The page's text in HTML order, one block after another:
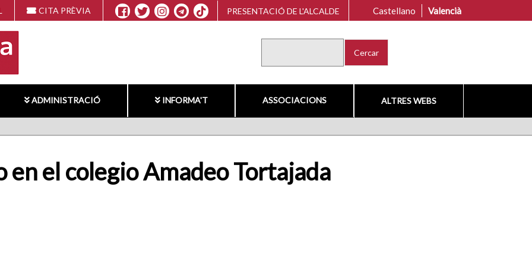
CITA PRÈVIA PRESENTACIÓ DE L'ALCALDE Castellano Valencià
ADMINISTRACIÓ INFORMA'T ASSOCIACIONS ALTRES WEBS
en el colegio Amadeo Tortajada